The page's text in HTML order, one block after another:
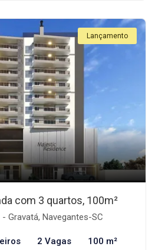
Lançamento
com 3 quartos, 100m²
Gravatá, Navegantes-SC
2 Vagas 100 m²